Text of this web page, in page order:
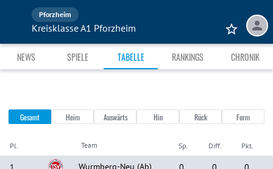
Pforzheim
Kreisklasse A1 Pforzheim
NEWS SPIELE TABELLE RANKINGS CHRONIK
Gesamt Heim Auswärts Hin Rück Form
Pl. Team Sp. Diff. Pkt.
Wurmberg-Neu (Ab)